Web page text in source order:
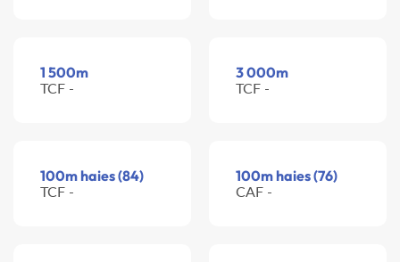
1 500m
TCF -
3 000m
TCF -
100m haies (84)
TCF -
100m haies (76)
CAF -